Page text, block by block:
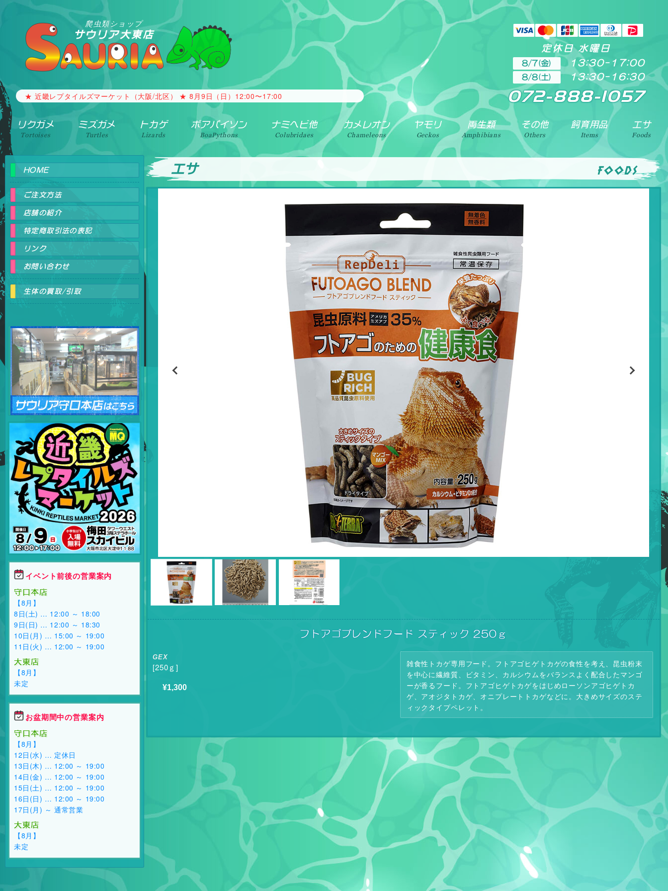
爬虫類ショップ
サウリア大東店
定休日 水曜日
8/7(金) 13:30-17:00
8/8(土) 13:30-16:30
072-888-1057
リクガメ
Tortoises
ミズガメ
Turtles
トカゲ
Lizards
ボアパイソン
BoaPythons
ナミヘビ他
Colubridaes
カメレオン
Chameleons
ヤモリ
Geckos
両生類
Amphibians
その他
Others
飼育用品
Items
エサ
Foods
★ 近畿レプタイルズマーケット（大阪/北区） ★ 8月9日（日）12:00〜17:00
エサ foods
フトアゴブレンドフード スティック 250ｇ
GEX
[250ｇ]
¥1,300
雑食性トカゲ専用フード。フトアゴヒゲトカゲの食性を考え、昆虫粉末
を中心に繊維質、ビタミン、カルシウムをバランスよく配合したマンゴ
ーが香るフード。フトアゴヒゲトカゲをはじめローソンアゴヒゲトカ
ゲ、アオジタトカゲ、オニプレートトカゲなどに。大きめサイズのステ
ィックタイプペレット。
HOME
ご注文方法
店舗の紹介
特定商取引法の表記
リンク
お問い合わせ
生体の買取/引取
爬虫類ショップ サウリア守口店
イベント前後の営業案内
守口本店
【8月】
8日(土) … 12:00 ～ 18:00
9日(日) … 12:00 ～ 18:30
10日(月) … 15:00 ～ 19:00
11日(火) … 12:00 ～ 19:00
大東店
【8月】
未定
お盆期間中の営業案内
守口本店
【8月】
12日(水) … 定休日
13日(木) … 12:00 ～ 19:00
14日(金) … 12:00 ～ 19:00
15日(土) … 12:00 ～ 19:00
16日(日) … 12:00 ～ 19:00
17日(月) ～ 通常営業
大東店
【8月】
未定